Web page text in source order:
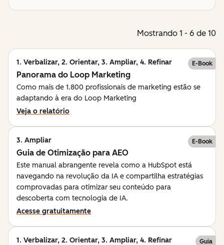
Mostrando 1 - 6 de 10
1. Verbalizar, 2. Orientar, 3. Ampliar, 4. Refinar E-Book
Panorama do Loop Marketing
Como mais de 1.800 profissionais de marketing estão se
adaptando à era do Loop Marketing
Veja o relatório
3. Ampliar E-Book
Guia de Otimização para AEO
Este manual abrangente revela como a HubSpot está
navegando na revolução da IA e compartilha estratégias
comprovadas para otimizar seu conteúdo para
descoberta com tecnologia de IA.
Acesse gratuitamente
1. Verbalizar, 2. Orientar, 3. Ampliar, 4. Refinar Guia